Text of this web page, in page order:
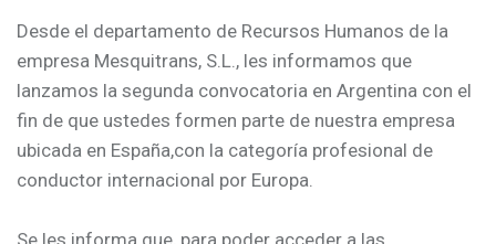
Desde el departamento de Recursos Humanos de la
empresa Mesquitrans, S.L., les informamos que
lanzamos la segunda convocatoria en Argentina con el
fin de que ustedes formen parte de nuestra empresa
ubicada en España,con la categoría profesional de
conductor internacional por Europa.
Se les informa que, para poder acceder a las